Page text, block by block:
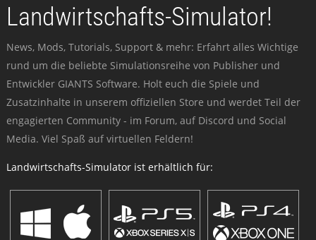
Landwirtschafts-Simulator!
News, Mods, Tutorials, Support & mehr: Erfahrt alles Wichtige
rund um die beliebte Simulationsreihe von Publisher und
Entwickler GIANTS Software. Holt euch die Spiele und
Zusatzinhalte in unserem offiziellen Store und werdet Teil der
engagierten Community - im Forum, auf Discord und Social
Media. Viel Spaß auf virtuellen Feldern!
Landwirtschafts-Simulator ist erhältlich für: